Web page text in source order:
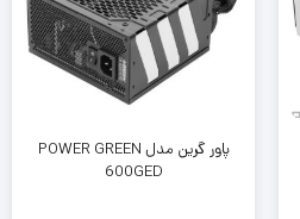
پاور گرین مدل POWER GREEN
600GED